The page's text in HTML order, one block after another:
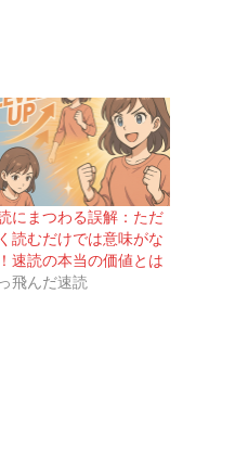
にまつわる誤解：ただ
読むだけでは意味がな
速読の本当の価値とは
飛んだ速読